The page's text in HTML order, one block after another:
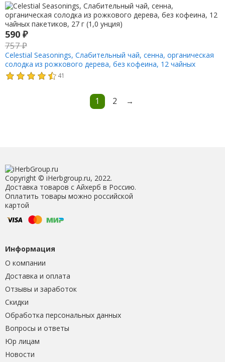
590 ₽
757₽
Celestial Seasonings, Слабительный чай, сенна, органическая
солодка из рожкового дерева, без кофеина, 12 чайных
пакетиков, 27 г (1,0 унция)
41
1 2 →
Copyright © iHerbgroup.ru, 2022.
Доставка товаров с Айхерб в Россию.
Оплатить товары можно российской
картой
Информация
О компании
Доставка и оплата
Отзывы и заработок
Скидки
Обработка персональных данных
Вопросы и ответы
Юр лицам
Новости